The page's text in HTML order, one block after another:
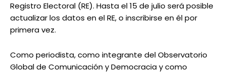
Registro Electoral (RE). Hasta el 15 de julio será posible
actualizar los datos en el RE, o inscribirse en él por
primera vez.
Como periodista, como integrante del Observatorio
Global de Comunicación y Democracia y como